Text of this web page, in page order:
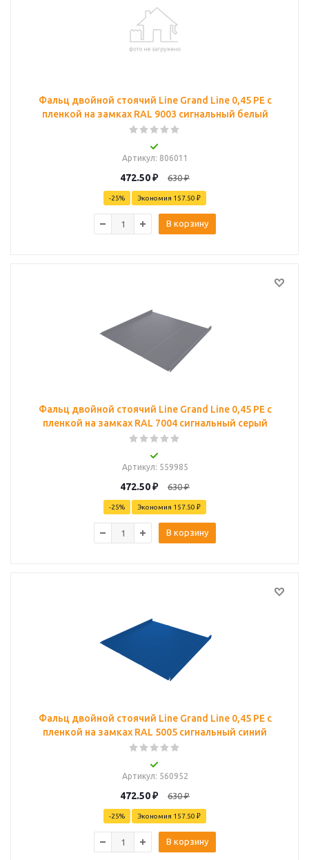
Фальц двойной стоячий Line Grand Line 0,45 PE с
пленкой на замках RAL 9003 сигнальный белый
Артикул: 806011
472.50₽ 630₽
-25% Экономия 157.50 ₽
В корзину
Фальц двойной стоячий Line Grand Line 0,45 PE с
пленкой на замках RAL 7004 сигнальный серый
Артикул: 559985
472.50₽ 630₽
-25% Экономия 157.50 ₽
В корзину
Фальц двойной стоячий Line Grand Line 0,45 PE с
пленкой на замках RAL 5005 сигнальный синий
Артикул: 560952
472.50₽ 630₽
-25% Экономия 157.50 ₽
В корзину